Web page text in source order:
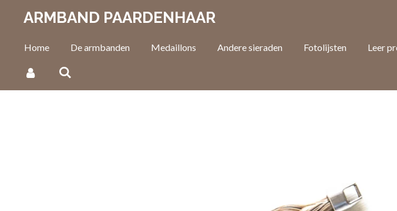
hoofdinhoud
ARMBAND PAARDENHAAR
Home De armbanden Medaillons Andere sieraden Fotolijsten Leer